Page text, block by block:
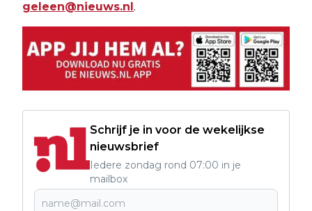
geleen@nieuws.nl.
Schrijf je in voor de wekelijkse
nieuwsbrief
Iedere zondag rond 07:00 in je
mailbox